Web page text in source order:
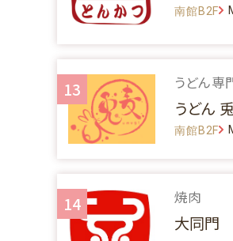
南館B2F
13 うどん専
うどん
南館B2F
14 焼肉
大同門